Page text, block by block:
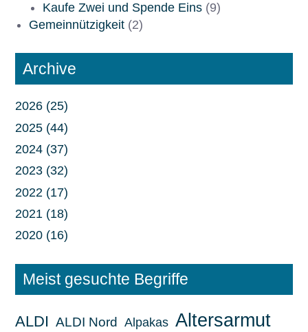
Kaufe Zwei und Spende Eins(9)
Gemeinnützigkeit(2)
Archive
2026 (25)
2025 (44)
2024 (37)
2023 (32)
2022 (17)
2021 (18)
2020 (16)
Meist gesuchte Begriffe
ALDI ALDI Nord Alpakas Altersarmut